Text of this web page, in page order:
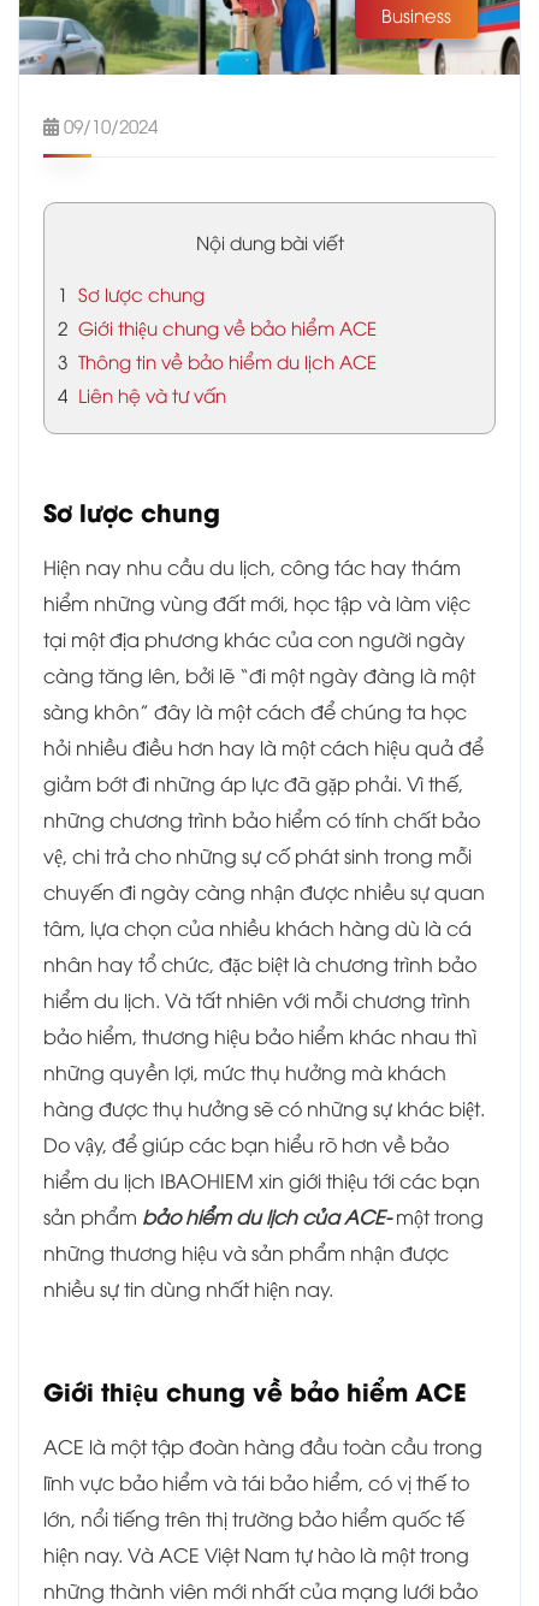
Business
09/10/2024
Nội dung bài viết
1 Sơ lược chung
2 Giới thiệu chung về bảo hiểm ACE
3 Thông tin về bảo hiểm du lịch ACE
4 Liên hệ và tư vấn
Sơ lược chung
Hiện nay nhu cầu du lịch, công tác hay thám
hiểm những vùng đất mới, học tập và làm việc
tại một địa phương khác của con người ngày
càng tăng lên, bởi lẽ “đi một ngày đàng là một
sàng khôn” đây là một cách để chúng ta học
hỏi nhiều điều hơn hay là một cách hiệu quả để
giảm bớt đi những áp lực đã gặp phải. Vì thế,
những chương trình bảo hiểm có tính chất bảo
vệ, chi trả cho những sự cố phát sinh trong mỗi
chuyến đi ngày càng nhận được nhiều sự quan
tâm, lựa chọn của nhiều khách hàng dù là cá
nhân hay tổ chức, đặc biệt là chương trình bảo
hiểm du lịch. Và tất nhiên với mỗi chương trình
bảo hiểm, thương hiệu bảo hiểm khác nhau thì
những quyền lợi, mức thụ hưởng mà khách
hàng được thụ hưởng sẽ có những sự khác biệt.
Do vậy, để giúp các bạn hiểu rõ hơn về bảo
hiểm du lịch IBAOHIEM xin giới thiệu tới các bạn
sản phẩm bảo hiểm du lịch của ACE-một trong
những thương hiệu và sản phẩm nhận được
nhiều sự tin dùng nhất hiện nay.
Giới thiệu chung về bảo hiểm ACE
ACE là một tập đoàn hàng đầu toàn cầu trong
lĩnh vực bảo hiểm và tái bảo hiểm, có vị thế to
lớn, nổi tiếng trên thị trường bảo hiểm quốc tế
hiện nay. Và ACE Việt Nam tự hào là một trong
những thành viên mới nhất của mạng lưới bảo